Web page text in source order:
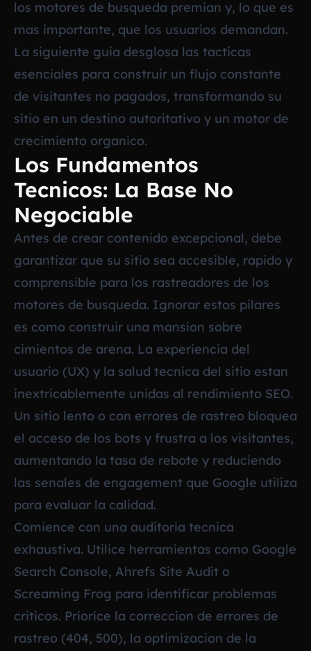
los motores de busqueda premian y, lo que es
mas importante, que los usuarios demandan.
La siguiente guia desglosa las tacticas
esenciales para construir un flujo constante
de visitantes no pagados, transformando su
sitio en un destino autoritativo y un motor de
crecimiento organico.
Los Fundamentos
Tecnicos: La Base No
Negociable
Antes de crear contenido excepcional, debe
garantizar que su sitio sea accesible, rapido y
comprensible para los rastreadores de los
motores de busqueda. Ignorar estos pilares
es como construir una mansion sobre
cimientos de arena. La experiencia del
usuario (UX) y la salud tecnica del sitio estan
inextricablemente unidas al rendimiento SEO.
Un sitio lento o con errores de rastreo bloquea
el acceso de los bots y frustra a los visitantes,
aumentando la tasa de rebote y reduciendo
las senales de engagement que Google utiliza
para evaluar la calidad.
Comience con una auditoria tecnica
exhaustiva. Utilice herramientas como Google
Search Console, Ahrefs Site Audit o
Screaming Frog para identificar problemas
criticos. Priorice la correccion de errores de
rastreo (404, 500), la optimizacion de la